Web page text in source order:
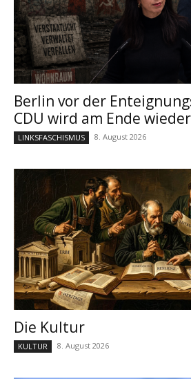
Berlin vor der
CDU wird am Ende
LINKSFASCHISMUS 8. August 2026
Die Kultur
KULTUR 8. August 2026